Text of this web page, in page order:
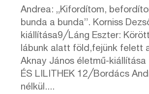
Andrea: „Kifordítom,
bunda a bunda”. Korniss
kiállítása9╱Láng Eszter:
lábunk alatt föld,fejünk felett
Aknay János életmű-kiállítása
ÉS LILITHEK 12╱Bordács
nélkül....